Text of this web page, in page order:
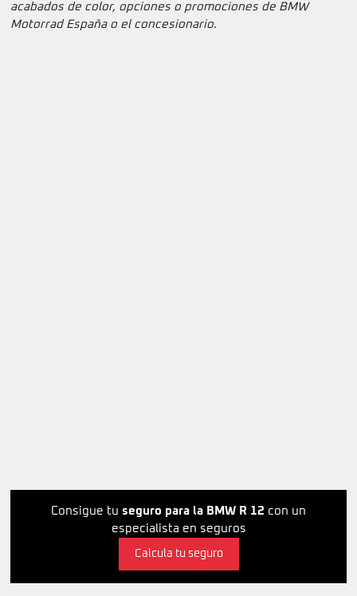
acabados de color, opciones o promociones de BMW
Motorrad España o el concesionario.
Consigue tu seguro para la BMW R 12 con un
especialista en seguros
Calcula tu seguro